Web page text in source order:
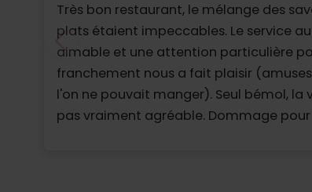
Très bon restaurant, le mélange des
plats étaient impeccables. Le service
aimable et une attention particulière
franchement nous a fait plaisir
l'on ne pouvait manger). Seul bémol, la
pas vraiment agréable. Dommage